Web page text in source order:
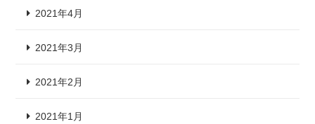
2021年4月
2021年3月
2021年2月
2021年1月